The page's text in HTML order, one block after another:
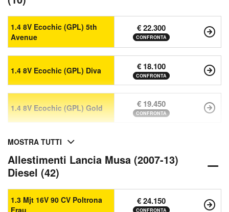
1.4 8V Ecochic (GPL) 5th
Avenue
€ 22.300
CONFRONTA
1.4 8V Ecochic (GPL) Diva € 18.100
CONFRONTA
1.4 8V Ecochic (GPL) Gold € 19.450
CONFRONTA
MOSTRA TUTTI
Allestimenti Lancia Musa (2007-13)
Diesel (42)
1.3 Mjt 16V 90 CV Poltrona
€ 24.150
CONFRONTA